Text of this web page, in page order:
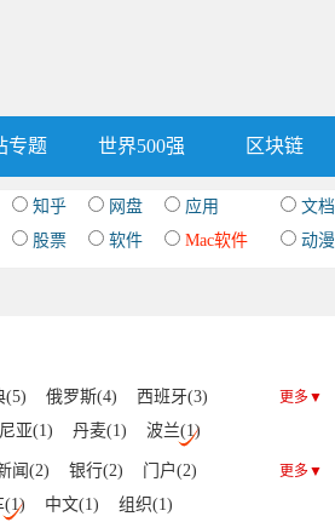
专题 世界500强 区块链
知乎 网盘 应用 文档
股票 软件 Mac软件 动漫
(5) 俄罗斯(4)
西班牙(3)
亚(1) 丹麦(1)
波兰(1)
更多▼
闻(2) 银行(2)
门户(2)
(1) 中文(1) 组织(1)
更多▼